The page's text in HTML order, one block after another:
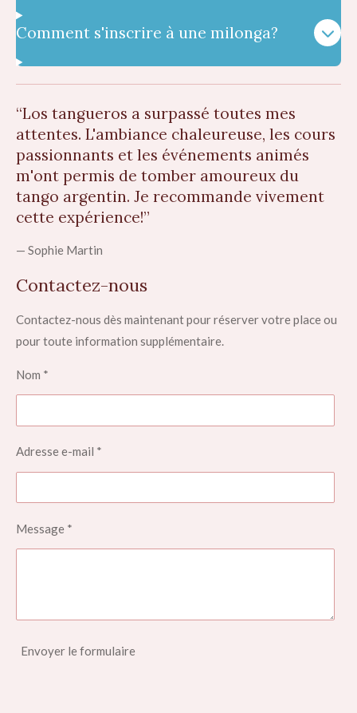
Comment s'inscrire à une milonga?
“Los tangueros a surpassé toutes mes
attentes. L'ambiance chaleureuse, les cours
passionnants et les événements animés
m'ont permis de tomber amoureux du
tango argentin. Je recommande vivement
cette expérience!”
— Sophie Martin
Contactez-nous
Contactez-nous dès maintenant pour réserver votre place ou
pour toute information supplémentaire.
Nom *
Adresse e-mail *
Message *
Envoyer le formulaire